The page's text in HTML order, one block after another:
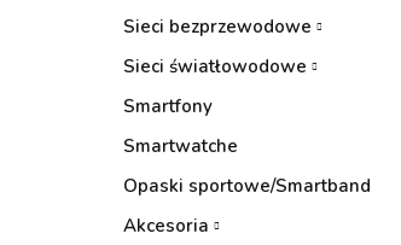
Sieci bezprzewodowe
Sieci światłowodowe
Smartfony
Smartwatche
Opaski sportowe/Smartband
Akcesoria